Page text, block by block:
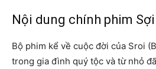
Nội dung chính phim
Bộ phim kể về cuộc đời của Sroi
trong gia đình quý tộc và từ nhỏ